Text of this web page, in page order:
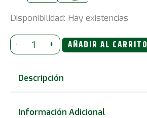
Disponibilidad: Hay existencias
-
Cortador
Jabón
+ AÑADIR AL CARRITO
Descripción
Información Adicional